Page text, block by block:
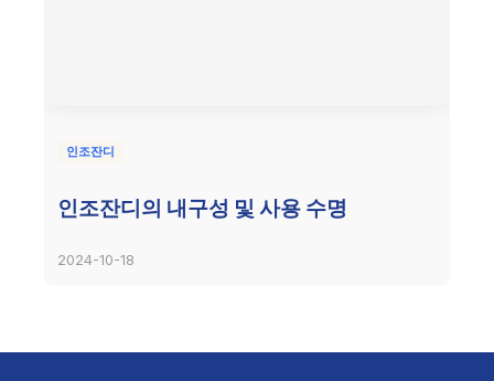
인조잔디
인조잔디의 내구성 및 사용 수명
2024-10-18